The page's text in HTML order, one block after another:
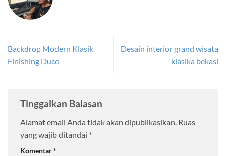
Backdrop Modern Klasik
Finishing Duco
Desain interior grand wisata
klasika bekasi
Tinggalkan Balasan
Alamat email Anda tidak akan dipublikasikan. Ruas
yang wajib ditandai *
Komentar*